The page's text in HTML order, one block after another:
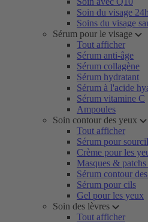
Soin du visage 24h
Soins du visage
Sérum pour le visage
Tout afficher
Sérum anti-âge
Sérum collagène
Sérum hydratant
Sérum à l'acide
Sérum vitamine C
Ampoules
Soin contour des yeux
Tout afficher
Sérum pour
Crème pour les
Masques &
Sérum contour
Sérum pour cils
Gel pour les yeux
Soin des lèvres
Tout afficher